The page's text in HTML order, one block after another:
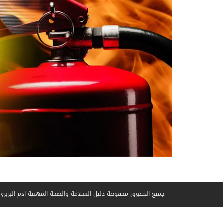
جميع الحقوق محفوظة دليل السلامة والصحة المهنية ادم البربري ©